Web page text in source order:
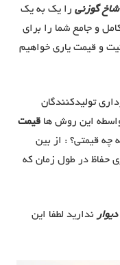
گوزنی را یک به یک
و جامع شما را برای
و قیمت یاری خواهیم
تولیدکنندگان
این روش ها قیمت
چه قیمتی؟ : از بین
حفاظ در طول زمان که
ندارید لطفا این